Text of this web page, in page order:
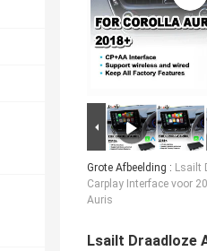
Grote Afbeelding : Lsailt
Carplay Interface voor
Auris
Lsailt Draadloze